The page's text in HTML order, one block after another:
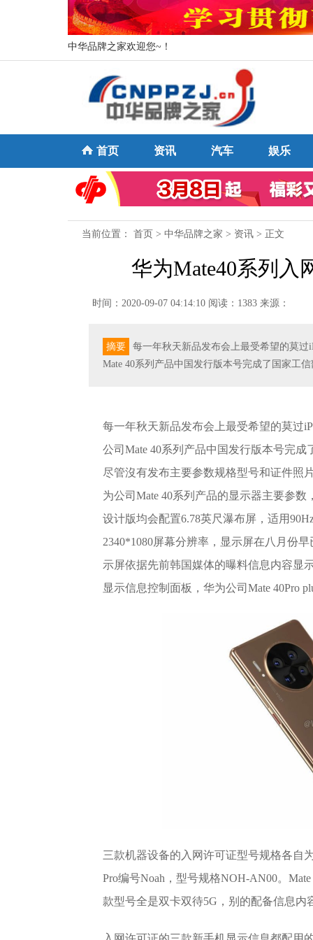
中华品牌之家欢迎您~！
首页 资讯 汽车 娱乐
当前位置： 首页 > 中华品牌之家 > 资讯 > 正文
华为Mate40系列入
时间：2020-09-07 04:14:10 阅读：1383 来源：
摘要
每一年秋天新品发布会上最受希望的莫过
Mate 40系列产品中国发行版本号完成了国家工
每一年秋天新品发布会上最受希望的莫过
公司Mate 40系列产品中国发行版本号完
尽管沒有发布主要参数规格型号和证件照
为公司Mate 40系列产品的显示器主要参数
设计版均会配置6.78英尺瀑布屏，适用
2340*1080屏幕分辨率，显示屏在八月份
示屏依据先前韩国媒体的曝料信息内容显
显示信息控制面板，华为公司Mate 40Pro
三款机器设备的入网许可证型号规格各自
Pro编号Noah，型号规格NOH-AN00。
款型号全是双卡双待5G，别的配备信息内